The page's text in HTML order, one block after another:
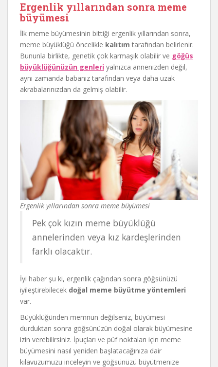
Ergenlik yıllarından sonra meme
büyümesi
İlk meme büyümesinin bittiği ergenlik yıllarından sonra,
meme büyüklüğü öncelikle kalıtım tarafından belirlenir.
Bununla birlikte, genetik çok karmaşık olabilir ve göğüs
büyüklüğünüzün genleri yalnızca annenizden değil,
aynı zamanda babanız tarafından veya daha uzak
akrabalarınızdan da gelmiş olabilir.
Ergenlik yıllarından sonra meme büyümesi
Pek çok kızın meme büyüklüğü
annelerinden veya kız kardeşlerinden
farklı olacaktır.
İyi haber şu ki, ergenlik çağından sonra göğsünüzü
iyileştirebilecek doğal meme büyütme yöntemleri
var.
Büyüklüğünden memnun değilseniz, büyümesi
durduktan sonra göğsünüzün doğal olarak büyümesine
izin verebilirsiniz. İpuçları ve püf noktaları için meme
büyümesini nasıl yeniden başlatacağınıza dair
kılavuzumuzu inceleyin ve göğsünüzü büyütmenize